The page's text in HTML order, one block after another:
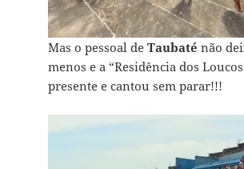
Mas o pessoal de Taubaté não
menos e a “Residência dos
presente e cantou sem parar!!!